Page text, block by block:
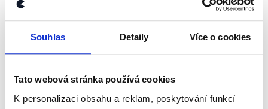
Souhlas Detaily Více o cookies
Tato webová stránka používá cookies
K personalizaci obsahu a reklam, poskytování funkcí
Moravce bylo předem jasné - hovořilo se o stavu
českého zdravotnictví, jeho ekonomické kondici a...
Zůstaňme v kontaktu